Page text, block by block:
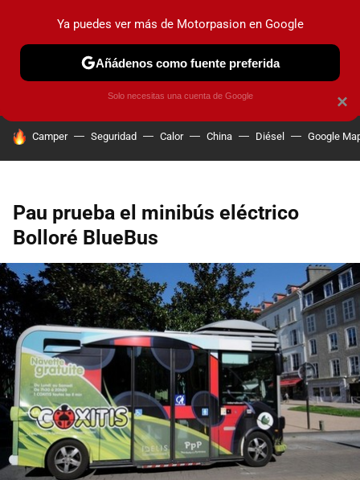
PRUEBAS COCHES ELÉCTRICOS OBSERVATORIO
HOY SE HABLA DE
Camper Seguridad Calor China Diésel Google
Pau prueba el minibús eléctrico
Bolloré BlueBus
×
Ya puedes ver más de Motorpasion en Google
Añádenos como fuente preferida
Solo necesitas una cuenta de Google